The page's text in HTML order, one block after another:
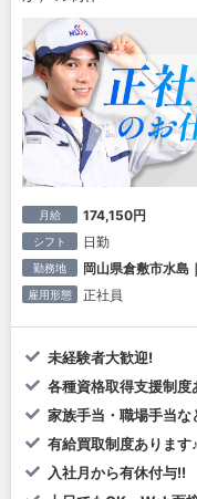
月給 174,150円
シフト 日勤
勤務地 岡山県倉敷市水
雇用形態 正社員
未経験者大歓迎!
各種資格取得支援制度
家族手当・職場手当な
有給買取制度あります♪
入社月から有休付与!!